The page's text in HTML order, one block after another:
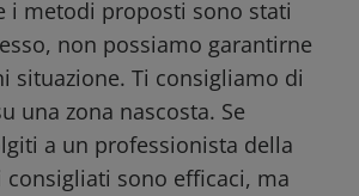
i metodi proposti sono stati
non possiamo garantirne
situazione. Ti consigliamo di
una zona nascosta. Se
a un professionista della
consigliati sono efficaci, ma